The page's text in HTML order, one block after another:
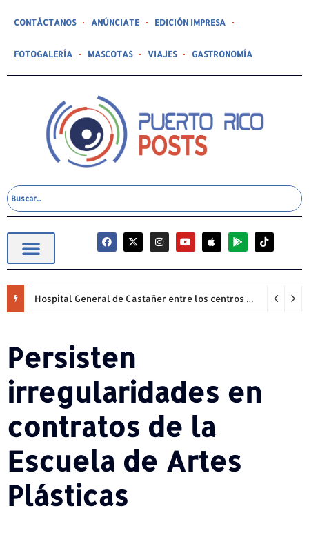
CONTÁCTANOS ANÚNCIATE EDICIÓN IMPRESA
FOTOGALERÍA MASCOTAS VIAJES GASTRONOMÍA
Hospital General de Castañer entre los centros de salud comunitarios con mejor desempeño clínico de Estados Unidos
Persisten
irregularidades en
contratos de la
Escuela de Artes
Plásticas